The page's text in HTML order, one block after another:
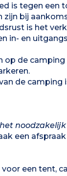
is tegen
zijn bij
is het
in- en
op de
de camping
een
een tent,